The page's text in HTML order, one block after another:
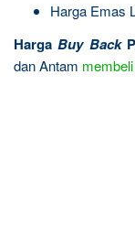
Harga Emas
HargaBuy Back
dan Antam membeli